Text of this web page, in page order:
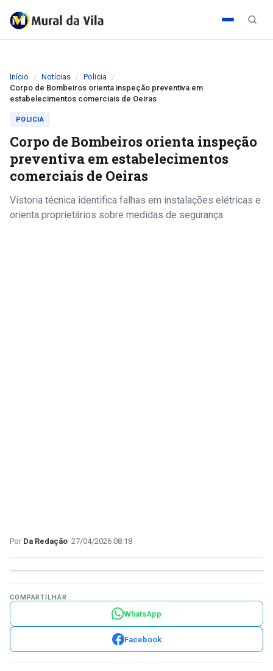
Início Notícias
Policia
Corpo de Bombeiros orienta inspeção preventiva em
estabelecimentos comerciais de Oeiras
POLICIA
Corpo de Bombeiros orienta inspeção
preventiva em estabelecimentos
comerciais de Oeiras
Vistoria técnica identifica falhas em instalações elétricas e
orienta proprietários sobre medidas de segurança
Da Redação 27/04/2026 08:18
COMPARTILHAR
WhatsApp
Facebook